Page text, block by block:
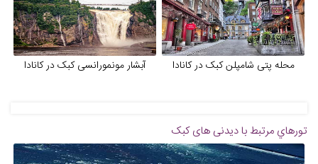
محله پتی شامپلن کبک در کانادا آبشار مونمورانسی کبک در کانادا
تورهاي مرتبط با دیدنی های کبک